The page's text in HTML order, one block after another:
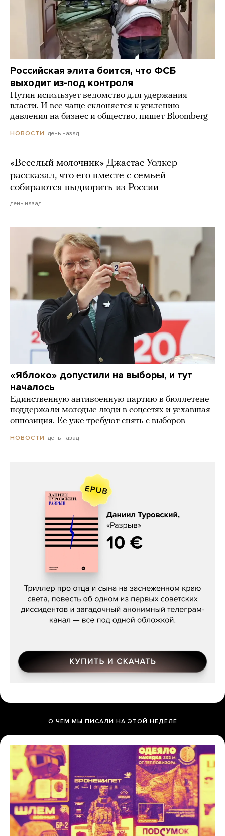
Российская элита боится, что ФСБ
выходит из-под контроля
Путин использует ведомство для удержания
власти. И все чаще склоняется к усилению
давления на бизнес и общество, пишет Bloomberg
НОВОСТИ день назад
«Веселый молочник» Джастас Уолкер
рассказал, что его вместе с семьей
собираются выдворить из России
день назад
«Яблоко» допустили на выборы, и тут
началось
Единственную антивоенную партию в бюллетене
поддержали молодые люди в соцсетях и уехавшая
оппозиция. Ее уже требуют снять с выборов
НОВОСТИ день назад
Даниил Туровский, «Разрыв»
О ЧЕМ МЫ ПИСАЛИ НА ЭТОЙ НЕДЕЛЕ